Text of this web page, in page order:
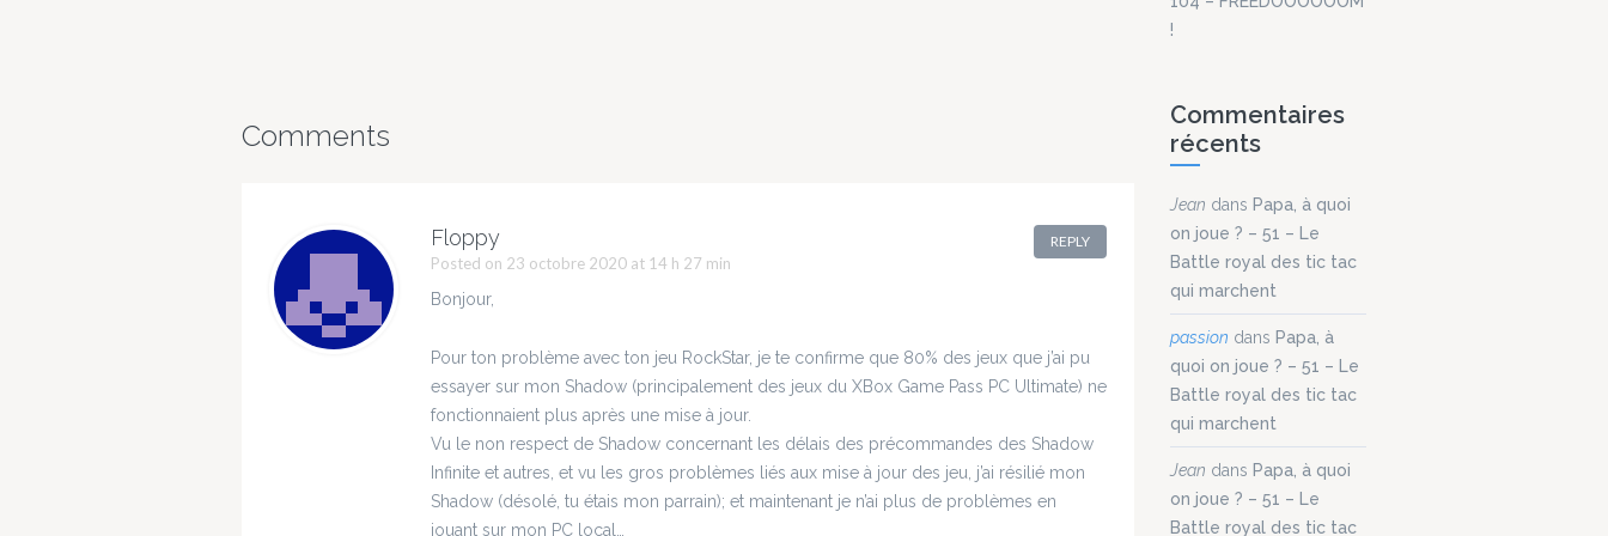
comme...
Undercover Mahé
Akropolis Les
générique Great 8 Bit
Shit est réalisé par...
Comments
Floppy
Posted on 23 octobre 2020 at 14 h 27 min
REPLY
Bonjour,
Pour ton problème avec ton jeu RockStar, je te confirme que 80% des jeux que j’ai pu
essayer sur mon Shadow (principalement des jeux du XBox Game Pass PC Ultimate) ne
fonctionnaient plus après une mise à jour.
Vu le non respect de Shadow concernant les délais des précommandes des Shadow
Infinite et autres, et vu les gros problèmes liés aux mise à jour des jeu, j’ai résilié mon
Shadow (désolé, tu étais mon parrain); et maintenant je n’ai plus de problèmes en
jouant sur mon PC local…
!
Commentaires
récents
Jean dans Papa, à quoi
on joue ? – 51 – Le
Battle royal des tic tac
qui marchent
passion dans Papa, à
quoi on joue ? – 51 – Le
Battle royal des tic tac
qui marchent
Jean dans Papa, à quoi
on joue ? – 51 – Le
Battle royal des tic tac